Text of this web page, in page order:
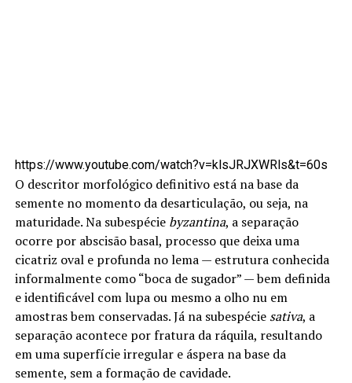
https://www.youtube.com/watch?v=klsJRJXWRls&t=60s
O descritor morfológico definitivo está na base da
semente no momento da desarticulação, ou seja, na
maturidade. Na subespécie byzantina, a separação
ocorre por abscisão basal, processo que deixa uma
cicatriz oval e profunda no lema — estrutura conhecida
informalmente como “boca de sugador” — bem definida
e identificável com lupa ou mesmo a olho nu em
amostras bem conservadas. Já na subespécie sativa, a
separação acontece por fratura da ráquila, resultando
em uma superfície irregular e áspera na base da
semente, sem a formação de cavidade.